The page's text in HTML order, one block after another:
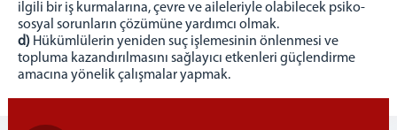
ilgili bir iş kurmalarına, çevre ve aileleriyle olabilecek psiko-
sosyal sorunların çözümüne yardımcı olmak.
d) Hükümlülerin yeniden suç işlemesinin önlenmesi ve
topluma kazandırılmasını sağlayıcı etkenleri güçlendirme
amacına yönelik çalışmalar yapmak.